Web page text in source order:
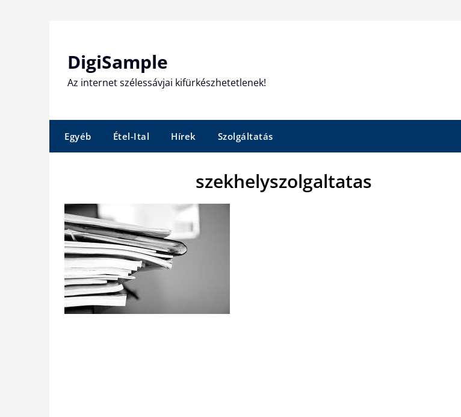
DigiSample
Az internet szélessávjai kifürkészhetetlenek!
Egyéb Étel-Ital Hírek Szolgáltatás
szekhelyszolgaltatas